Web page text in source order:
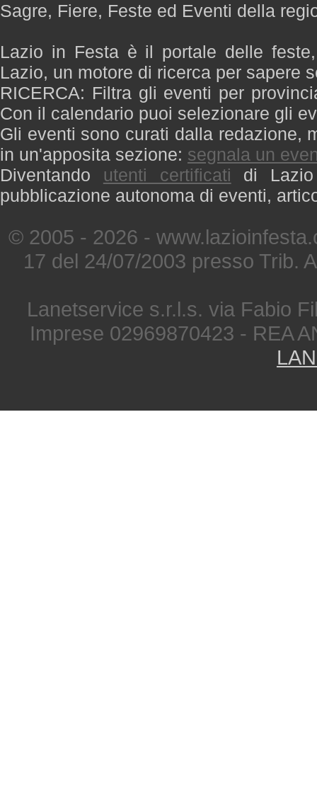
Sagre, Fiere, Feste ed Eventi della
Lazio in Festa è il portale delle
Lazio, un motore di ricerca per sapere
RICERCA: Filtra gli eventi per
Con il calendario puoi selezionare gli
Gli eventi sono curati dalla redazione,
in un'apposita sezione: segnala un
Diventando utenti certificati di
pubblicazione autonoma di eventi,
© 2005 - 2026 -
17 del 24/07/2003 presso Trib.
Lanetservice s.r.l.s. via Fabio
Imprese 02969870423 - REA